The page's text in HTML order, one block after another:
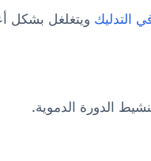
التدليك ويتغلغل بشكل